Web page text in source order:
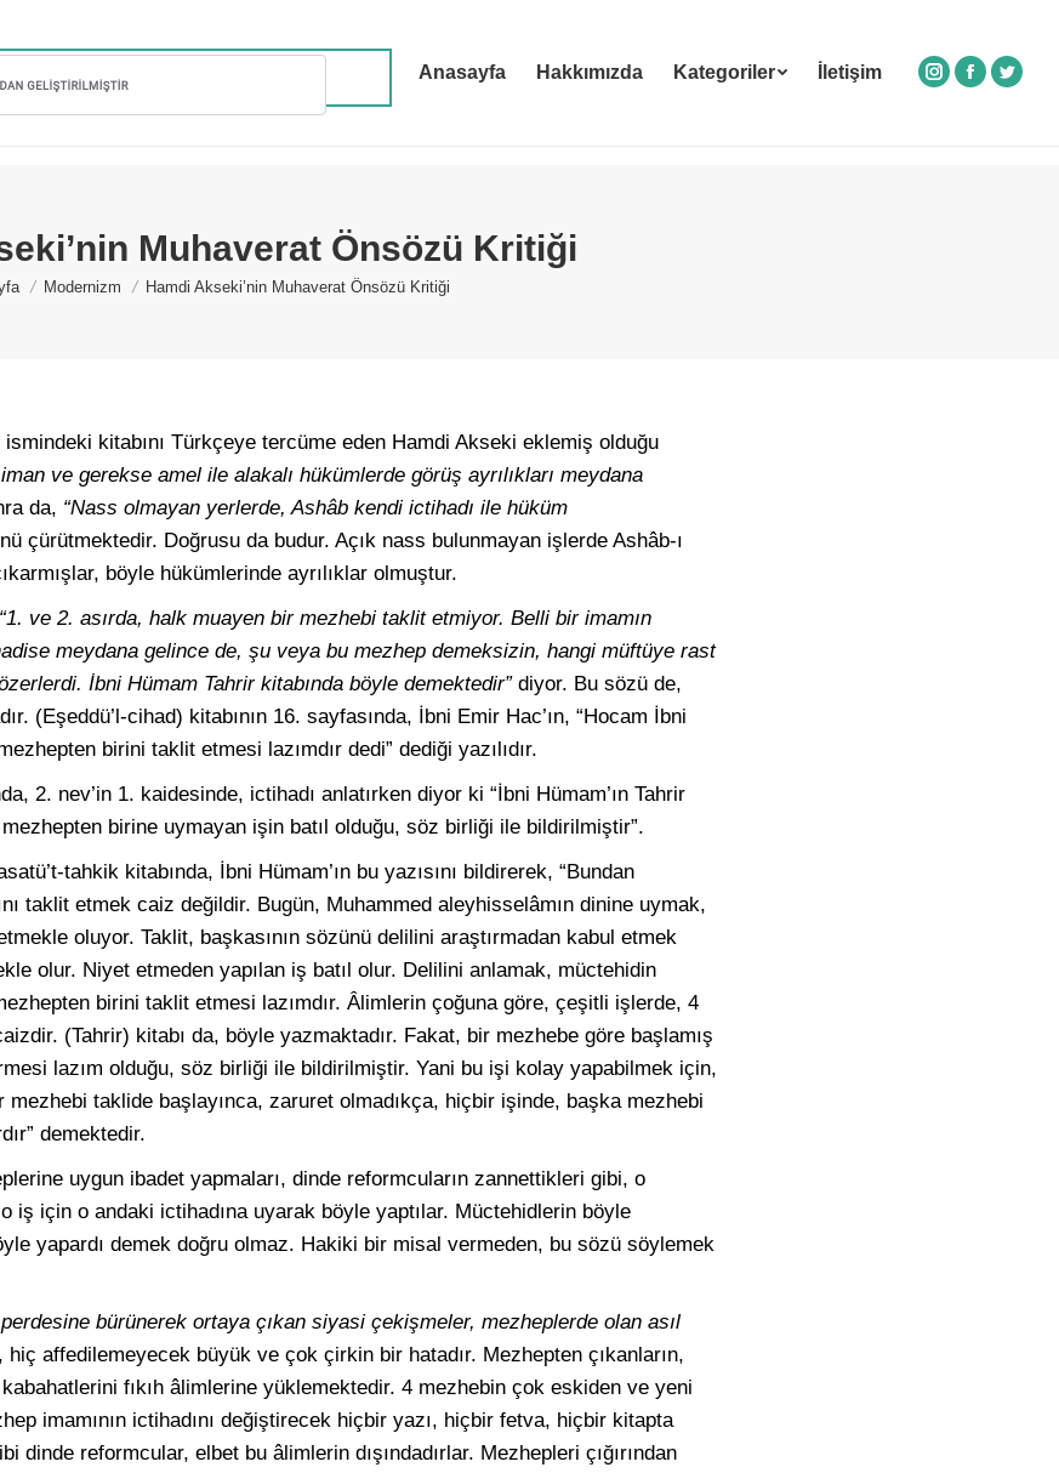
Anasayfa Hakkımızda Kategoriler İletişim
Instagram
Facebook
Muhaverat Önsözü Kritiği
here:
Modernizm Hamdi Akseki’nin Muhaverat Önsözü Kritiği
ismindeki kitabını Türkçeye tercüme eden Hamdi Akseki eklemiş olduğu
ve gerekse amel ile alakalı hükümlerde görüş ayrılıkları meydana
da, “Nass olmayan yerlerde, Ashâb kendi ictihadı ile hüküm
çürütmektedir. Doğrusu da budur. Açık nass bulunmayan işlerde Ashâb-ı
böyle hükümlerinde ayrılıklar olmuştur.
“1. ve 2. asırda, halk muayen bir mezhebi taklit etmiyor. Belli bir imamın
meydana gelince de, şu veya bu mezhep demeksizin, hangi müftüye rast
İbni Hümam Tahrir kitabında böyle demektedir”diyor. Bu sözü de,
(Eşeddü’l-cihad) kitabının 16. sayfasında, İbni Emir Hac’ın, “Hocam İbni
birini taklit etmesi lazımdır dedi” dediği yazılıdır.
2. nev’in 1. kaidesinde, ictihadı anlatırken diyor ki “İbni Hümam’ın Tahrir
birine uymayan işin batıl olduğu, söz birliği ile bildirilmiştir”.
tahkik kitabında, İbni Hümam’ın bu yazısını bildirerek, “Bundan
taklit etmek caiz değildir. Bugün, Muhammed aleyhisselâmın dinine uymak,
oluyor. Taklit, başkasının sözünü delilini araştırmadan kabul etmek
olur. Niyet etmeden yapılan iş batıl olur. Delilini anlamak, müctehidin
birini taklit etmesi lazımdır. Âlimlerin çoğuna göre, çeşitli işlerde, 4
(Tahrir) kitabı da, böyle yazmaktadır. Fakat, bir mezhebe göre başlamış
lazım olduğu, söz birliği ile bildirilmiştir. Yani bu işi kolay yapabilmek için,
mezhebi taklide başlayınca, zaruret olmadıkça, hiçbir işinde, başka mezhebi
demektedir.
uygun ibadet yapmaları, dinde reformcuların zannettikleri gibi, o
iş için o andaki ictihadına uyarak böyle yaptılar. Müctehidlerin böyle
yapardı demek doğru olmaz. Hakiki bir misal vermeden, bu sözü söylemek
bürünerek ortaya çıkan siyasi çekişmeler, mezheplerde olan asıl
affedilemeyecek büyük ve çok çirkin bir hatadır. Mezhepten çıkanların,
fıkıh âlimlerine yüklemektedir. 4 mezhebin çok eskiden ve yeni
imamının ictihadını değiştirecek hiçbir yazı, hiçbir fetva, hiçbir kitapta
dinde reformcular, elbet bu âlimlerin dışındadırlar. Mezhepleri çığırından